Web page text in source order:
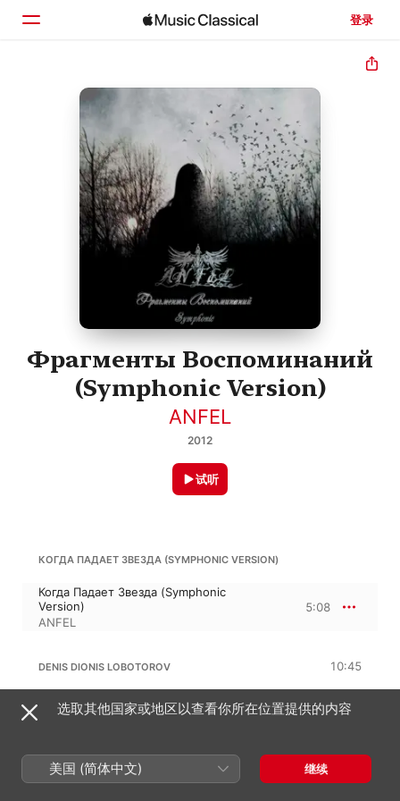
登录
主页
浏览
搜索
Фрагменты Воспоминаний
(Symphonic Version)
ANFEL
2012
试听
КОГДА ПАДАЕТ ЗВЕЗДА (SYMPHONIC VERSION)
Когда Падает Звезда (Symphonic
Version)
ANFEL
5:08
DENIS DIONIS LOBOTOROV 10:45
Розы Печали (Symphonic Version)
5:19
Version)
ANFEL
5:25
选取其他国家或地区以查看你所在位置提供的内容
美国 (简体中文) 继续